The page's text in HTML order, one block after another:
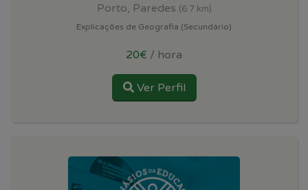
Porto, Paredes (6.7 km)
Explicações de Geografia (Secundário)
20€ / hora
Ver Perfil